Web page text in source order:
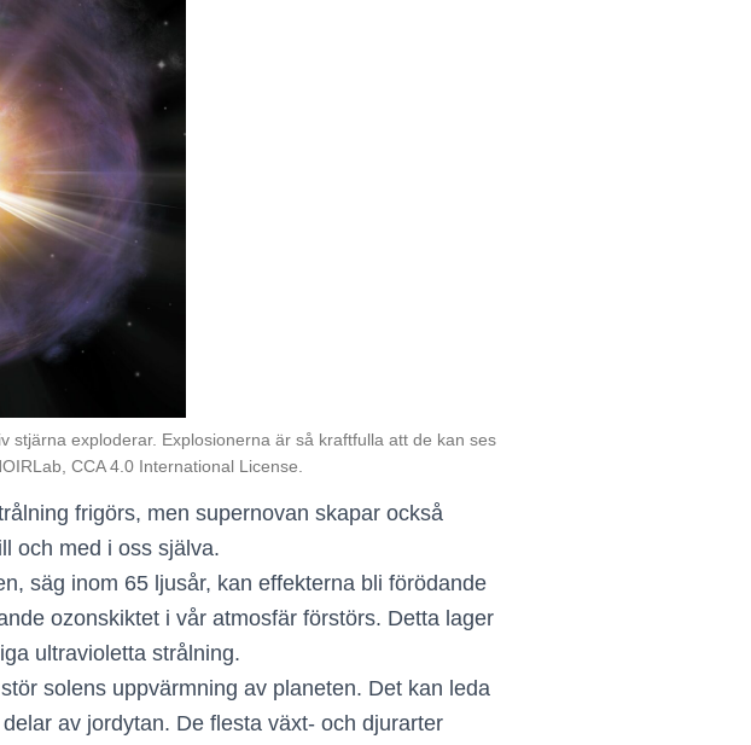
exploderar. Explosionerna är så kraftfulla att de kan ses
CCA 4.0 International License.
frigörs, men supernovan skapar också
och med i oss själva.
säg inom 65 ljusår, kan effekterna bli förödande
ozonskiktet i vår atmosfär förstörs. Detta lager
ultravioletta strålning.
solens uppvärmning av planeten. Det kan leda
av jordytan. De flesta växt- och djurarter